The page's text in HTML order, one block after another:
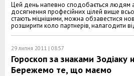
Цей день напевно сподобається людям
досягнення професійних цілей вище
стають міцнішими, можна обзавестися
розширити коло партнерів, налагодити
29 липня 2011 | 08:57
Гороскоп за знаками Зодіаку
Бережемо те, що маємо